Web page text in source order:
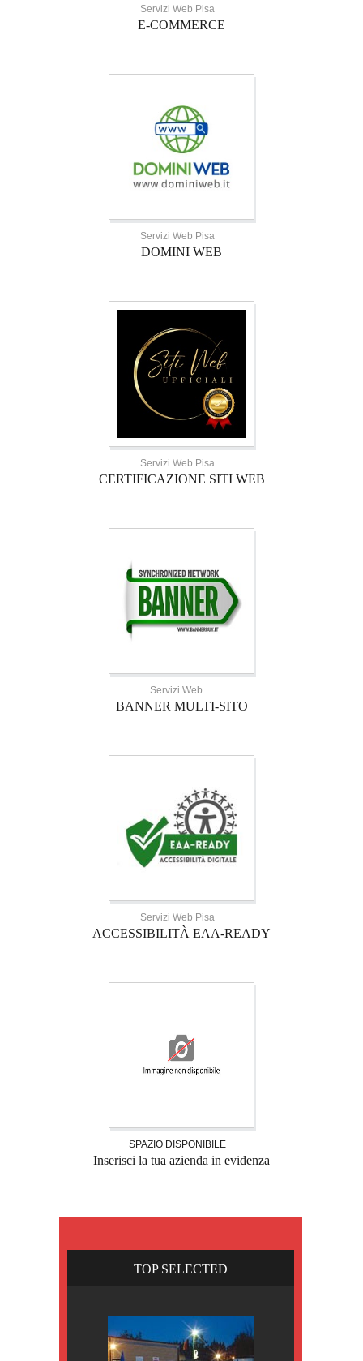
Servizi Web Pisa
E-COMMERCE
Servizi Web Pisa
DOMINI WEB
Servizi Web Pisa
CERTIFICAZIONE SITI WEB
Servizi Web
BANNER MULTI-SITO
Servizi Web Pisa
ACCESSIBILITÀ EAA-READY
SPAZIO DISPONIBILE
Inserisci la tua azienda in evidenza
TOP SELECTED